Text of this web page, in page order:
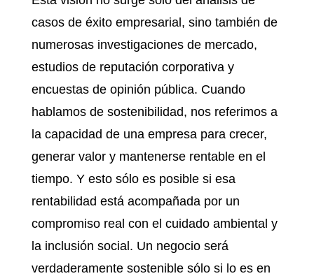
casos de éxito empresarial, sino también de
numerosas investigaciones de mercado,
estudios de reputación corporativa y
encuestas de opinión pública. Cuando
hablamos de sostenibilidad, nos referimos a
la capacidad de una empresa para crecer,
generar valor y mantenerse rentable en el
tiempo. Y esto sólo es posible si esa
rentabilidad está acompañada por un
compromiso real con el cuidado ambiental y
la inclusión social. Un negocio será
verdaderamente sostenible sólo si lo es en